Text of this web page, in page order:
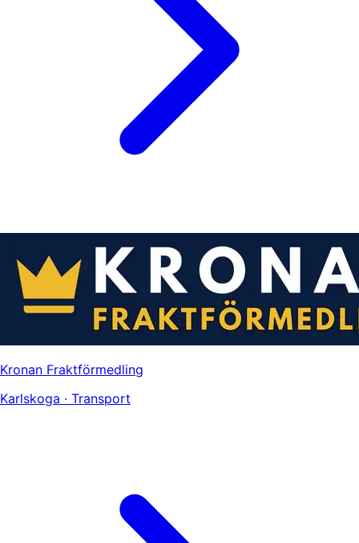
Kronan Fraktförmedling
Karlskoga · Transport